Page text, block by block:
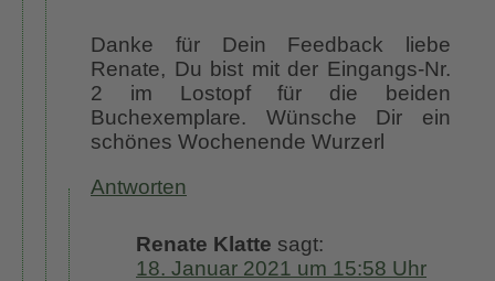
Danke für Dein Feedback liebe
Renate, Du bist mit der Eingangs-Nr.
2 im Lostopf für die beiden
Buchexemplare. Wünsche Dir ein
schönes Wochenende Wurzerl
Antworten
Renate Klatte sagt:
18. Januar 2021 um 15:58 Uhr